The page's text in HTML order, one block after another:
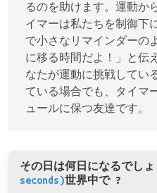
るのを助けます。運動か
イマーは私たちを制御下
で小さなリマインダーの
に移る時間だよ！」と伝
なたが運動に挑戦してい
ている場合でも、タイマ
ュールに保つ友達です。
その日は何日になるでし
seconds)世界中で ?